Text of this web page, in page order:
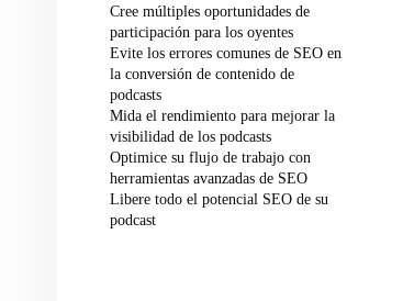
Cree múltiples oportunidades de
participación para los oyentes
Evite los errores comunes de SEO en
la conversión de contenido de
podcasts
Mida el rendimiento para mejorar la
visibilidad de los podcasts
Optimice su flujo de trabajo con
herramientas avanzadas de SEO
Libere todo el potencial SEO de su
podcast